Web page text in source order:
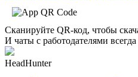
Сканируйте QR-код, чтобы
И чаты с работодателями
HeadHunter